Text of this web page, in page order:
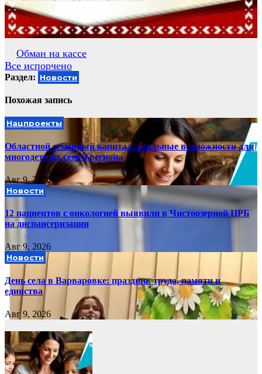
Навигация
по
записям
Обман на кассе
Все испорчено
Раздел: Новости
Похожая запись
Нацпроекты
Областной семейный капитал: реальные возможности для
многодетных семей региона
Авг 9, 2026
Новости
12 пациентов с онкологией выявили в Чистоозерной ЦРБ
на диспансеризации
Авг 9, 2026
Новости
День села в Варваровке: праздник труда, памяти и
единства
Авг 9, 2026